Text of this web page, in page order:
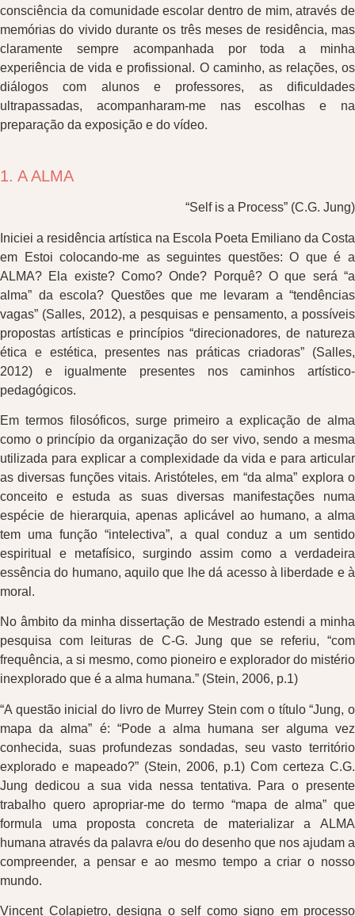
consciência da comunidade escolar dentro de mim, através de
memórias do vivido durante os três meses de residência, mas
claramente sempre acompanhada por toda a minha
experiência de vida e profissional. O caminho, as relações, os
diálogos com alunos e professores, as dificuldades
ultrapassadas, acompanharam-me nas escolhas e na
preparação da exposição e do vídeo.
1. A ALMA
“Self is a Process” (C.G. Jung)
Iniciei a residência artística na Escola Poeta Emiliano da Costa
em Estoi colocando-me as seguintes questões: O que é a
ALMA? Ela existe? Como? Onde? Porquê? O que será “a
alma” da escola? Questões que me levaram a “tendências
vagas” (Salles, 2012), a pesquisas e pensamento, a possíveis
propostas artísticas e princípios “direcionadores, de natureza
ética e estética, presentes nas práticas criadoras” (Salles,
2012) e igualmente presentes nos caminhos artístico-
pedagógicos.
Em termos filosóficos, surge primeiro a explicação de alma
como o princípio da organização do ser vivo, sendo a mesma
utilizada para explicar a complexidade da vida e para articular
as diversas funções vitais. Aristóteles, em “da alma” explora o
conceito e estuda as suas diversas manifestações numa
espécie de hierarquia, apenas aplicável ao humano, a alma
tem uma função “intelectiva”, a qual conduz a um sentido
espiritual e metafísico, surgindo assim como a verdadeira
essência do humano, aquilo que lhe dá acesso à liberdade e à
moral.
No âmbito da minha dissertação de Mestrado estendi a minha
pesquisa com leituras de C-G. Jung que se referiu, “com
frequência, a si mesmo, como pioneiro e explorador do mistério
inexplorado que é a alma humana.” (Stein, 2006, p.1)
“A questão inicial do livro de Murrey Stein com o título “Jung, o
mapa da alma” é: “Pode a alma humana ser alguma vez
conhecida, suas profundezas sondadas, seu vasto território
explorado e mapeado?” (Stein, 2006, p.1) Com certeza C.G.
Jung dedicou a sua vida nessa tentativa. Para o presente
trabalho quero apropriar-me do termo “mapa de alma” que
formula uma proposta concreta de materializar a ALMA
humana através da palavra e/ou do desenho que nos ajudam a
compreender, a pensar e ao mesmo tempo a criar o nosso
mundo.
Vincent Colapietro, designa o self como signo em processo